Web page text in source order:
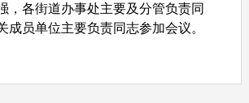
，各街道办事处主要及分管负责同
成员单位主要负责同志参加会议。